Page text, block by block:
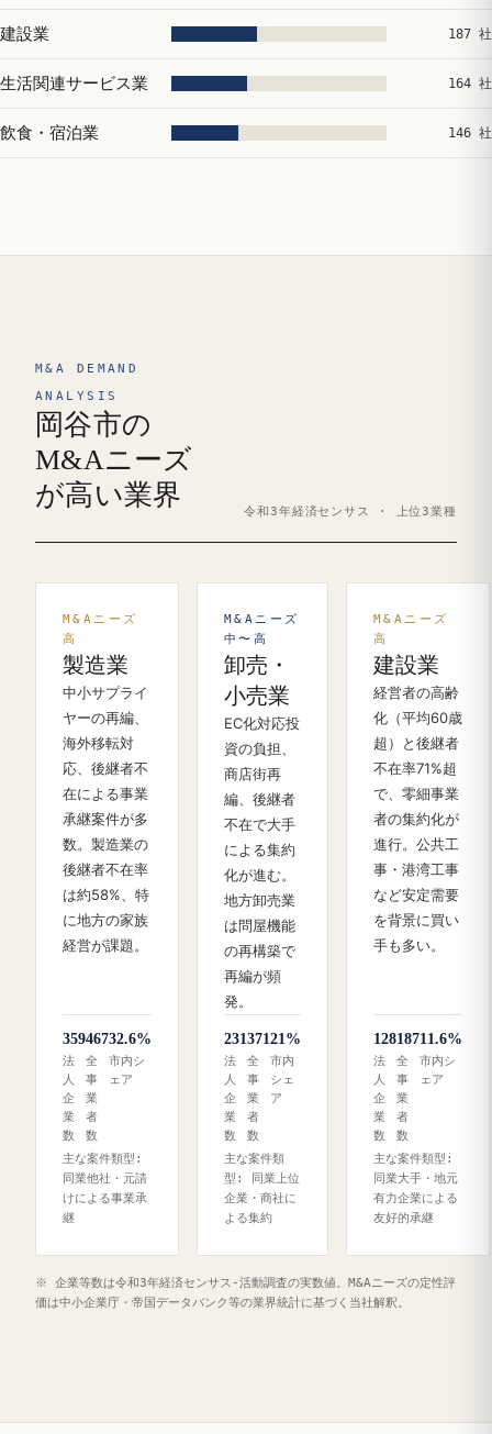
建設業 187 社
生活関連サービス業 164 社
飲食・宿泊業 146 社
M&A DEMAND
ANALYSIS
岡谷市の
M&Aニーズ
が高い業界
令和3年経済センサス · 上位3業種
M&Aニーズ
高
製造業
中小サプライ
ヤーの再編、
海外移転対
応、後継者不
在による事業
承継案件が多
数。製造業の
後継者不在率
は約58%、特
に地方の家族
経営が課題。
359
法
人
企
業
数
467
全
事
業
者
数
32.6%
市内シ
ェア
主な案件類型:
同業他社・元請
けによる事業承
継
M&Aニーズ
中〜高
卸売・
小売業
EC化対応投
資の負担、
商店街再
編、後継者
不在で大手
による集約
化が進む。
地方卸売業
は問屋機能
の再構築で
再編が頻
発。
231
法
人
企
業
数
371
全
事
業
者
数
21%
市内
シェ
ア
主な案件類
型: 同業上位
企業・商社に
よる集約
M&Aニーズ
高
建設業
経営者の高齢
化（平均60歳
超）と後継者
不在率71%超
で、零細事業
者の集約化が
進行。公共工
事・港湾工事
など安定需要
を背景に買い
手も多い。
128
法
人
企
業
数
187
全
事
業
者
数
11.6%
市内シ
ェア
主な案件類型:
同業大手・地元
有力企業による
友好的承継
※ 企業等数は令和3年経済センサス‐活動調査の実数値。M&Aニーズの定性評
価は中小企業庁・帝国データバンク等の業界統計に基づく当社解釈。